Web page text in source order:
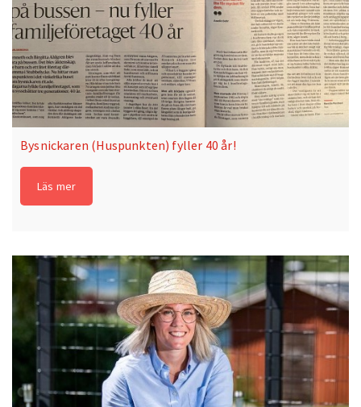
Bysnickaren (Huspunkten) fyller 40 år!
Läs mer